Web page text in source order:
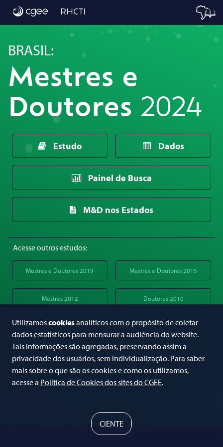
Início
RHCTI
BRASIL:
Mestres e
Doutores 2024
Estudo Dados
Painel de Busca
M&D nos Estados
Acesse outros estudos:
Mestres e Doutores 2019 Mestres e Doutores 2015
Mestres 2012 Doutores 2010
© 2024 CGEE
Utilizamoscookiesanalíticos com o propósito de coletar
dados estatísticos para mensurar a audiência do website.
Tais informações são agregadas, preservando assim a
privacidade dos usuários, sem individualização. Para saber
mais sobre o que são os cookies e como os utilizamos,
acesse a Política de Cookies dos sites do CGEE.
CIENTE